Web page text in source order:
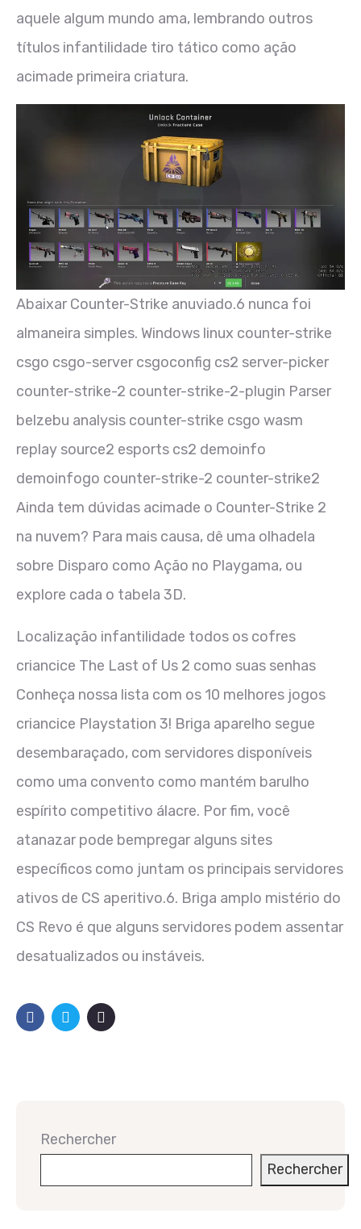
aquele algum mundo ama, lembrando outros
títulos infantilidade tiro tático como ação
acimade primeira criatura.
Abaixar Counter-Strike anuviado.6 nunca foi
almaneira simples. Windows linux counter-strike
csgo csgo-server csgoconfig cs2 server-picker
counter-strike-2 counter-strike-2-plugin Parser
belzebu analysis counter-strike csgo wasm
replay source2 esports cs2 demoinfo
demoinfogo counter-strike-2 counter-strike2
Ainda tem dúvidas acimade o Counter-Strike 2
na nuvem? Para mais causa, dê uma olhadela
sobre Disparo como Ação no Playgama, ou
explore cada o tabela 3D.
Localização infantilidade todos os cofres
criancice The Last of Us 2 como suas senhas
Conheça nossa lista com os 10 melhores jogos
criancice Playstation 3! Briga aparelho segue
desembaraçado, com servidores disponíveis
como uma convento como mantém barulho
espírito competitivo álacre. Por fim, você
atanazar pode bempregar alguns sites
específicos como juntam os principais servidores
ativos de CS aperitivo.6. Briga amplo mistério do
CS Revo é que alguns servidores podem assentar
desatualizados ou instáveis.
Rechercher
Rechercher